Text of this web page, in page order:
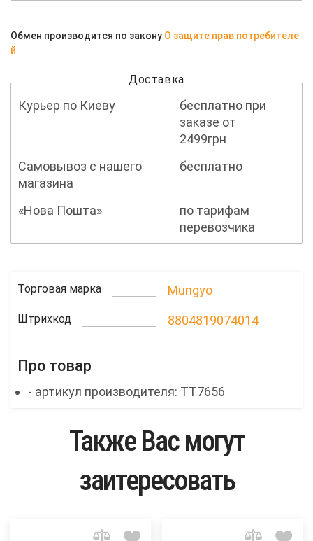
Обмен производится по закону О защите прав потребителе
й
Доставка
Курьер по Киеву
бесплатно при
заказе от
2499грн
Самовывоз с нашего
магазина
бесплатно
«Нова Пошта»
по тарифам
перевозчика
Торговая марка Mungyo
Штрихкод 8804819074014
Про товар
- артикул производителя: TT7656
Также Вас могут
заитересовать